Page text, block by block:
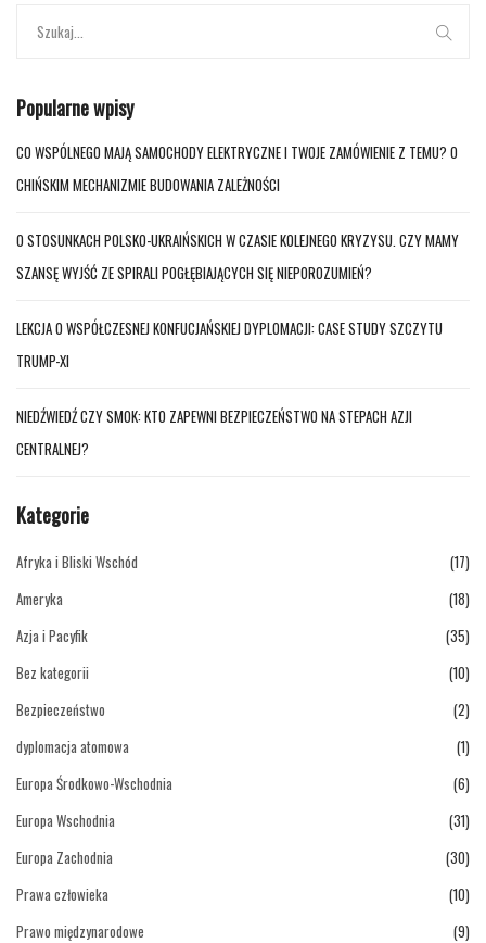
Popularne wpisy
CO WSPÓLNEGO MAJĄ SAMOCHODY ELEKTRYCZNE I TWOJE ZAMÓWIENIE Z TEMU? O
CHIŃSKIM MECHANIZMIE BUDOWANIA ZALEŻNOŚCI
O STOSUNKACH POLSKO-UKRAIŃSKICH W CZASIE KOLEJNEGO KRYZYSU. CZY MAMY
SZANSĘ WYJŚĆ ZE SPIRALI POGŁĘBIAJĄCYCH SIĘ NIEPOROZUMIEŃ?
LEKCJA O WSPÓŁCZESNEJ KONFUCJAŃSKIEJ DYPLOMACJI: CASE STUDY SZCZYTU
TRUMP-XI
NIEDŹWIEDŹ CZY SMOK: KTO ZAPEWNI BEZPIECZEŃSTWO NA STEPACH AZJI
CENTRALNEJ?
Kategorie
Afryka i Bliski Wschód
(17)
Ameryka
(18)
Azja i Pacyfik
(35)
Bez kategorii
(10)
Bezpieczeństwo
(2)
dyplomacja atomowa
(1)
Europa Środkowo-Wschodnia
(6)
Europa Wschodnia
(31)
Europa Zachodnia
(30)
Prawa człowieka
(10)
Prawo międzynarodowe
(9)